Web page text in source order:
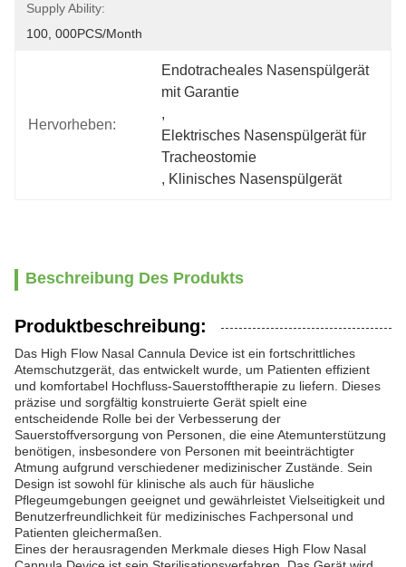
Supply Ability:
100, 000PCS/Month
Hervorheben:
Endotracheales Nasenspülgerät
mit Garantie
,
Elektrisches Nasenspülgerät für
Tracheostomie
, Klinisches Nasenspülgerät
Beschreibung Des Produkts
Produktbeschreibung:
Das High Flow Nasal Cannula Device ist ein fortschrittliches
Atemschutzgerät, das entwickelt wurde, um Patienten effizient
und komfortabel Hochfluss-Sauerstofftherapie zu liefern. Dieses
präzise und sorgfältig konstruierte Gerät spielt eine
entscheidende Rolle bei der Verbesserung der
Sauerstoffversorgung von Personen, die eine Atemunterstützung
benötigen, insbesondere von Personen mit beeinträchtigter
Atmung aufgrund verschiedener medizinischer Zustände. Sein
Design ist sowohl für klinische als auch für häusliche
Pflegeumgebungen geeignet und gewährleistet Vielseitigkeit und
Benutzerfreundlichkeit für medizinisches Fachpersonal und
Patienten gleichermaßen.
Eines der herausragenden Merkmale dieses High Flow Nasal